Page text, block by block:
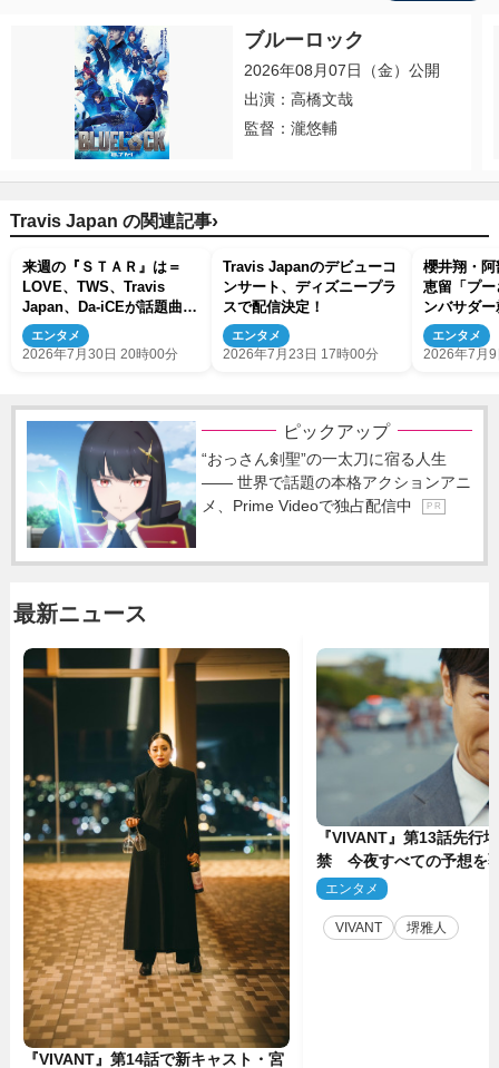
ブルーロック
2026年08月07日（金）公開
出演：高橋文哉
監督：瀧悠輔
Travis Japan の関連記事›
来週の『ＳＴＡＲ』は＝
LOVE、TWS、Travis
Japan、Da-iCEが話題曲を
パフォーマンス！
エンタメ
2026年7月30日 20時00分
Travis Japanのデビューコ
ンサート、ディズニープラ
スで配信決定！
エンタメ
2026年7月23日 17時00分
櫻井翔・
恵留「プ
ンバサダ
ルビジュア
エンタメ
2026年7月
ピックアップ
“おっさん剣聖”の一太刀に宿る人生
―― 世界で話題の本格アクションアニ
メ、Prime Videoで独占配信中
P R
最新ニュース
『VIVANT』第14話で新キャスト・宮
『VIVANT』第13話先行
禁 今夜すべての予想を
ーンが…
エンタメ
VIVANT 堺雅人